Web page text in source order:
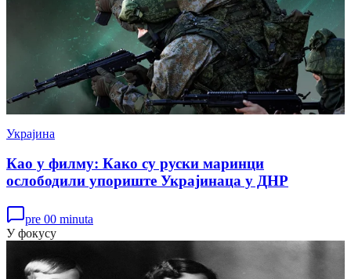
Украјина
Као у филму: Како су руски маринци
ослободили упориште Украјинаца у ДНР
pre 00 minuta
У фокусу